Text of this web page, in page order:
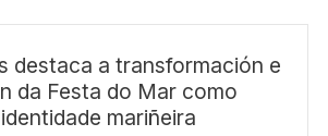
m
destaca a transformación e
da Festa do Mar como
mariñeira